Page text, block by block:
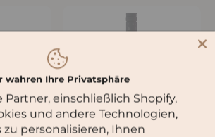
wahren Ihre Privatsphäre
einschließlich Shopify,
und andere Technologien,
personalisieren, Ihnen